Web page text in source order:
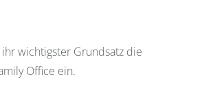
wichtigster Grundsatz die
Office ein.